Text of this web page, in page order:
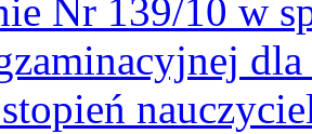
Nr 139/10 w